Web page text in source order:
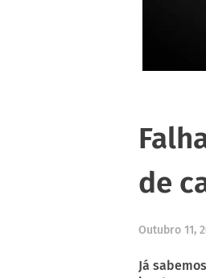
de
Outubro 11,
Já